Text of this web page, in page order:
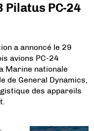
PC-24
a annoncé le 29
avions PC-24
Marine nationale
de General Dynamics,
des appareils